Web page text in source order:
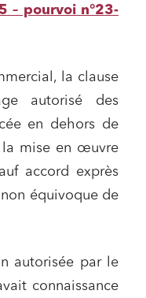
– pourvoi n°23-
la clause
autorisé des
en dehors de
la mise en œuvre
accord exprès
équivoque de
autorisée par le
connaissance